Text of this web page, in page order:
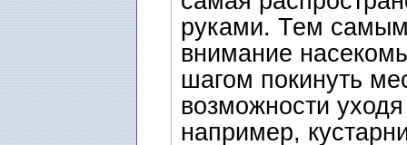
руками. Тем самым
внимание
шагом покинуть
возможности
например,